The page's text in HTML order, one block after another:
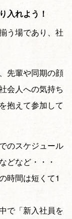
入れよう！
う場であり、社
先輩や同期の顔
会人への気持ち
抱えて参加して
のスケジュール
どなど・・・
時間は短くて1
で「新入社員を